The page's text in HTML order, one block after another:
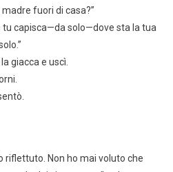
fuori di casa?”
tu capisca—da solo—dove sta la tua
giacca e uscì.
riflettuto. Non ho mai voluto che